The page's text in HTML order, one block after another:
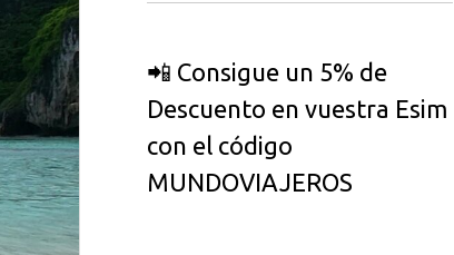
📲 Consigue un 5% de
Descuento en vuestra Esim
con el código
MUNDOVIAJEROS